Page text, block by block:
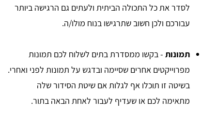
לסדר את כל התכולה הביתית ולעתים גם הרגישה ביותר
עבורכם ולכן חשוב שתרגישו בנוח מולו/ה.
תמונות - בקשו ממסדרת בתים לשלוח לכם תמונות
מפרוייקטים אחרים שסיימה ובדגש על תמונות לפני ואחרי.
בשיטה זו תוכלו אף לגלות אם שיטת הסידור שלה
מתאימה לכם או שעדיף לעבור לאחת הבאה בתור.